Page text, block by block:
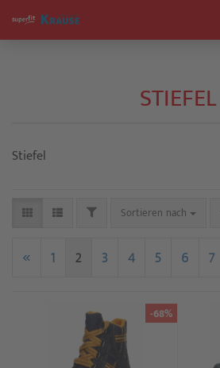
STIEFEL
Stiefel
Sortieren nach
« 1 2 3 4 5 6 7
-68%